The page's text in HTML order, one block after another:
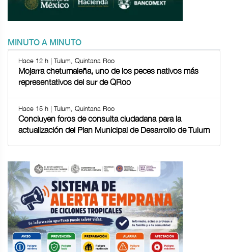
MINUTO A MINUTO
Hace 12 h | Tulum, Quintana Roo
Mojarra chetumaleña, uno de los peces nativos más
representativos del sur de QRoo
Hace 15 h | Tulum, Quintana Roo
Concluyen foros de consulta ciudadana para la
actualización del Plan Municipal de Desarrollo de Tulum